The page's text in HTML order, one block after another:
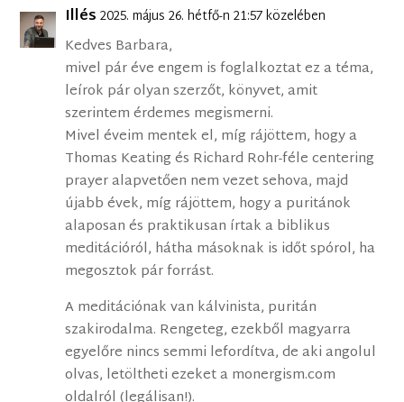
Illés 2025. május 26. hétfő-n 21:57 közelében
Kedves Barbara,
mivel pár éve engem is foglalkoztat ez a téma,
leírok pár olyan szerzőt, könyvet, amit
szerintem érdemes megismerni.
Mivel éveim mentek el, míg rájöttem, hogy a
Thomas Keating és Richard Rohr-féle centering
prayer alapvetően nem vezet sehova, majd
újabb évek, míg rájöttem, hogy a puritánok
alaposan és praktikusan írtak a biblikus
meditációról, hátha másoknak is időt spórol, ha
megosztok pár forrást.
A meditációnak van kálvinista, puritán
szakirodalma. Rengeteg, ezekből magyarra
egyelőre nincs semmi lefordítva, de aki angolul
olvas, letöltheti ezeket a monergism.com